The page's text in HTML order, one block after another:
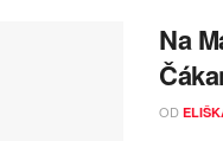
Na
OD